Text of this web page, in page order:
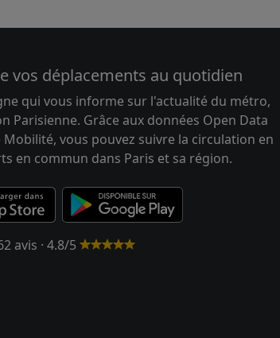
vos déplacements au quotidien
qui vous informe sur l'actualité du métro,
Parisienne. Grâce aux données Open Data
vous pouvez suivre la circulation en
en commun dans Paris et sa région.
avis · 4.8/5